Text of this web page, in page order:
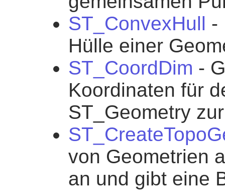
ST_ConvexHull -
Hülle einer
ST_CoordDim -
Koordinaten für
ST_Geometry
von Geometrien
an und gibt eine